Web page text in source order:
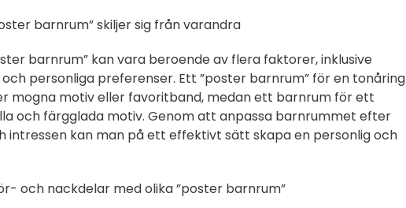
barnrum” skiljer sig från varandra
barnrum” kan vara beroende av flera faktorer, inklusive
personliga preferenser. Ett ”poster barnrum” för en tonåring
mogna motiv eller favoritband, medan ett barnrum för ett
och färgglada motiv. Genom att anpassa barnrummet efter
intressen kan man på ett effektivt sätt skapa en personlig och
och nackdelar med olika ”poster barnrum”